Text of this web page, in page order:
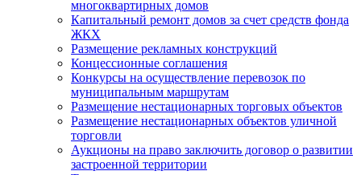
многоквартирных домов
Капитальный ремонт домов за счет средств фонда
ЖКХ
Размещение рекламных конструкций
Концессионные соглашения
Конкурсы на осуществление перевозок по
муниципальным маршрутам
Размещение нестационарных торговых объектов
Размещение нестационарных объектов уличной
торговли
Аукционы на право заключить договор о развитии
застроенной территории